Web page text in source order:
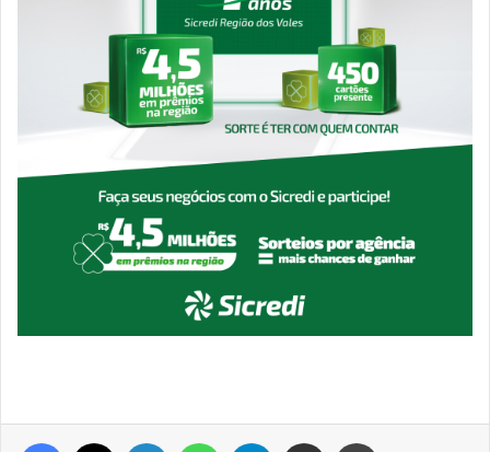
Facebook Linkedin WhatsAppTelegram Compartilhar via e-mail